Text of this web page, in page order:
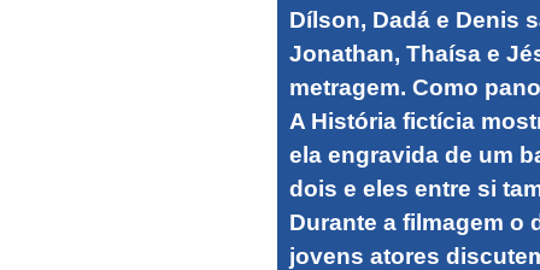
Dílson, Dadá e Denis
Jonathan, Thaísa e
metragem. Como
A História fictícia
ela engravida de um
dois e eles entre si
Durante a filmagem o
jovens atores